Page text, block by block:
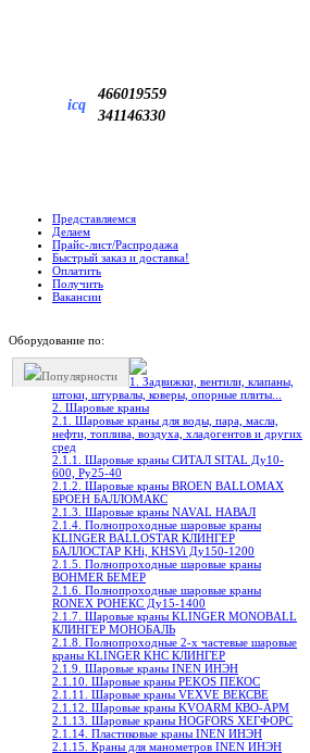
icq
466019559
341146330
Представляемся
Делаем
Прайс-лист/Распродажа
Быстрый заказ и доставка!
Оплатить
Получить
Вакансии
Оборудование по:
Популярности
1. Задвижки, вентили, клапаны,
штоки, штурвалы, коверы, опорные плиты...
2. Шаровые краны
2.1. Шаровые краны для воды, пара, масла,
нефти, топлива, воздуха, хладогентов и других
сред
2.1.1. Шаровые краны СИТАЛ SITAL Ду10-
600, Ру25-40
2.1.2. Шаровые краны BROEN BALLOMAX
БРОЕН БАЛЛОМАКС
2.1.3. Шаровые краны NAVAL НАВАЛ
2.1.4. Полнопроходные шаровые краны
KLINGER BALLOSTAR КЛИНГЕР
БАЛЛОСТАР KHi, KHSVi Ду150-1200
2.1.5. Полнопроходные шаровые краны
BOHMER БЕМЕР
2.1.6. Полнопроходные шаровые краны
RONEX РОНЕКС Ду15-1400
2.1.7. Шаровые краны KLINGER MONOBALL
КЛИНГЕР МОНОБАЛЬ
2.1.8. Полнопроходные 2-х частевые шаровые
краны KLINGER KHC КЛИНГЕР
2.1.9. Шаровые краны INEN ИНЭН
2.1.10. Шаровые краны PEKOS ПЕКОС
2.1.11. Шаровые краны VEXVE ВЕКСВЕ
2.1.12. Шаровые краны KVOARM КВО-АРМ
2.1.13. Шаровые краны HOGFORS ХЕГФОРС
2.1.14. Пластиковые краны INEN ИНЭН
2.1.15. Краны для манометров INEN ИНЭН